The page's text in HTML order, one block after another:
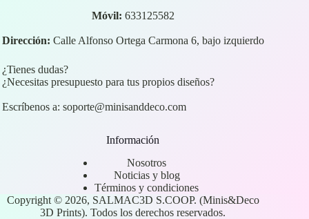
Móvil: 633125582
Dirección: Calle Alfonso Ortega Carmona 6, bajo izquierdo
¿Tienes dudas?
¿Necesitas presupuesto para tus propios diseños?
Escríbenos a: soporte@minisanddeco.com
Información
Nosotros
Noticias y blog
Términos y condiciones
Copyright © 2026, SALMAC3D S.COOP. (Minis&Deco
3D Prints). Todos los derechos reservados.